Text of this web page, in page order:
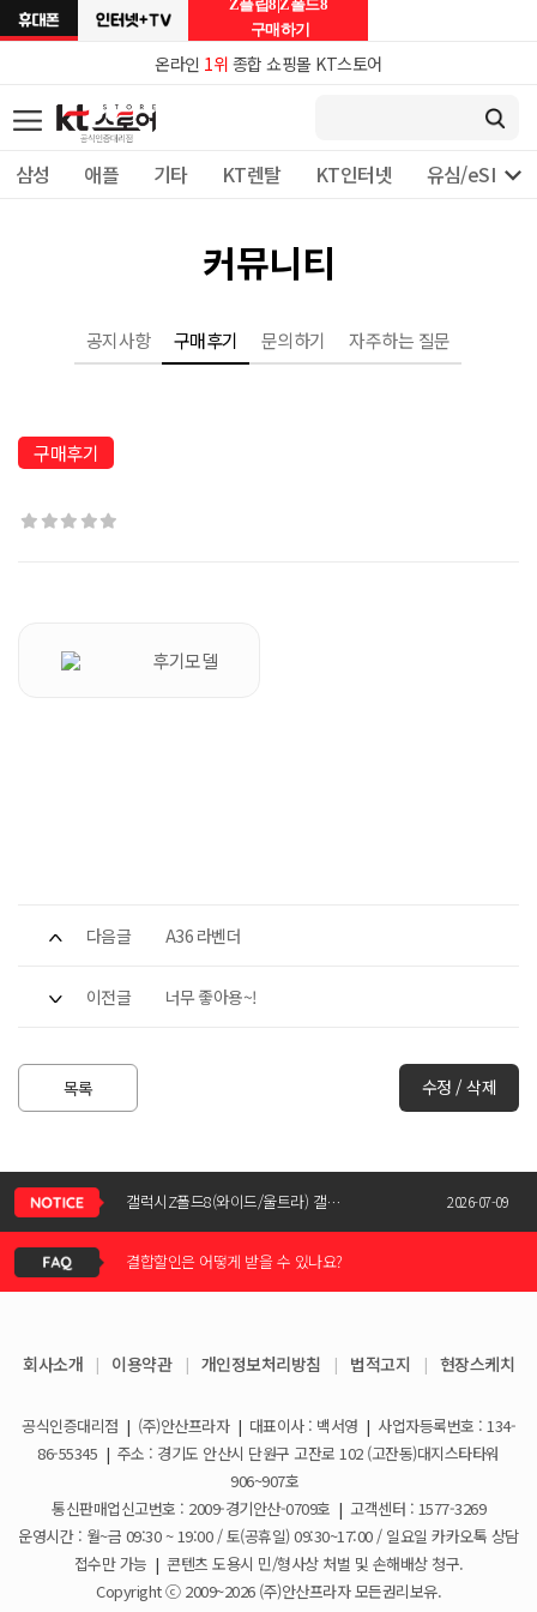
온라인 1위 종합 쇼핑몰 KT스토어
삼성 애플 기타 KT렌탈 KT인터넷 유심/eSIM 개

Z플립8|Z폴드8
구매하기
커뮤니티
공지사항 구매후기 문의하기 자주하는 질문
구매후기
    
후기모델
다음글 A36 라벤더
이전글 너무 좋아용~!
목록 수정 / 삭제
갤럭시Z폴드8(와이드/울트라) 갤럭시Z플립8 사전예약 공지사항 2026-07-09
KT스토어 공식 신청서 작성 관련 자주 묻는 질문
아이폰17e 사전예약 공지사항
갤럭시S26 사전예약 공지사항
신청서 조회는 어떻게 하나요?
결합할인은 어떻게 받을 수 있나요?
휴대폰 일시불로 구매도 가능한가요?
요금제 변경은 언제할 수 있나요?
더블할인카드는 어떻게 등록 하나요?
휴대폰 구매 후 불량이면 어떻게 하나요?
회사소개 | 이용약관 | 개인정보처리방침 | 법적고지 | 현장스케치
공식인증대리점 | (주)안산프라자 | 대표이사 : 백서영 | 사업자등록번호 : 134-
86-55345 | 주소 : 경기도 안산시 단원구 고잔로 102 (고잔동)대지스타타워
906~907호
통신판매업신고번호 : 2009-경기안산-0709호 | 고객센터 : 1577-3269
운영시간 : 월~금 09:30 ~ 19:00 / 토(공휴일) 09:30~17:00 / 일요일 카카오톡 상담
접수만 가능 | 콘텐츠 도용시 민/형사상 처벌 및 손해배상 청구.
Copyright ⓒ 2009~2026 (주)안산프라자 모든권리보유.